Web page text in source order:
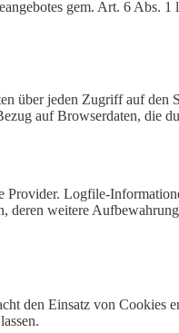
gem. Art. 6 Abs.
über jeden Zugriff auf den
auf Browserdaten, die
Provider. Logfile-
deren weitere
den Einsatz von Cookies